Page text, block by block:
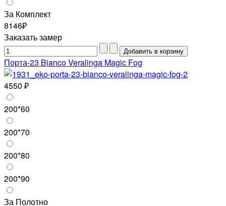
За Комплект
8146₽
Заказать замер
Порта-23 Bianco Veralinga Magic Fog
4550 ₽
200*60
200*70
200*80
200*90
За Полотно